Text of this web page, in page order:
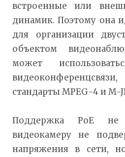
встроенные или
динамик. Поэтому она
для организации
объектом
может
стандарты MPEG-4 и M-
Поддержка PoE не
видеокамеру не
напряжения в сети,